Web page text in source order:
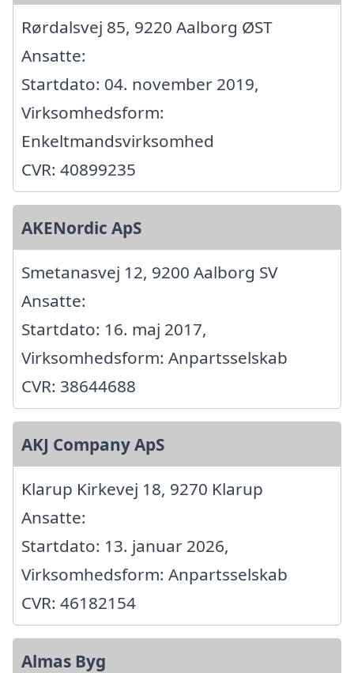
Rørdalsvej 85, 9220 Aalborg ØST
Ansatte:
Startdato: 04. november 2019,
Virksomhedsform:
Enkeltmandsvirksomhed
CVR: 40899235
AKENordic ApS
Smetanasvej 12, 9200 Aalborg SV
Ansatte:
Startdato: 16. maj 2017,
Virksomhedsform: Anpartsselskab
CVR: 38644688
AKJ Company ApS
Klarup Kirkevej 18, 9270 Klarup
Ansatte:
Startdato: 13. januar 2026,
Virksomhedsform: Anpartsselskab
CVR: 46182154
Almas Byg